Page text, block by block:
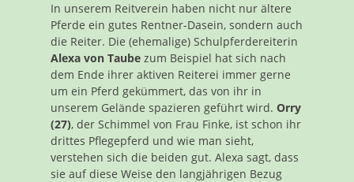
In unserem Reitverein haben nicht nur ältere
Pferde ein gutes Rentner-Dasein, sondern auch
die Reiter. Die (ehemalige) Schulpferdereiterin
Alexa von Taube zum Beispiel hat sich nach
dem Ende ihrer aktiven Reiterei immer gerne
um ein Pferd gekümmert, das von ihr in
unserem Gelände spazieren geführt wird. Orry
(27), der Schimmel von Frau Finke, ist schon ihr
drittes Pflegepferd und wie man sieht,
verstehen sich die beiden gut. Alexa sagt, dass
sie auf diese Weise den langjährigen Bezug